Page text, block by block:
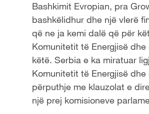
Bashkimit Evropian, pra
bashkëlidhur dhe një vlerë
që ne ja kemi dalë që për
Komunitetit të Energjisë
këtë. Serbia e ka miratuar
Komunitetit të Energjisë
përputhje me klauzolat e
një prej komisioneve